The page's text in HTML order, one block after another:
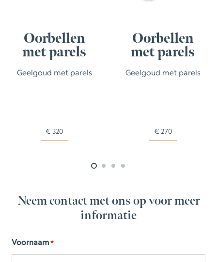
Oorbellen
met parels
Geelgoud met parels
€ 320
Oorbellen
met parels
Geelgoud met parels
€ 270
Neem contact met ons op voor meer
informatie
Voornaam *